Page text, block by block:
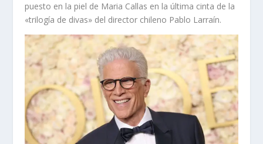
puesto en la piel de Maria Callas en la última cinta de la
«trilogía de divas» del director chileno Pablo Larraín.